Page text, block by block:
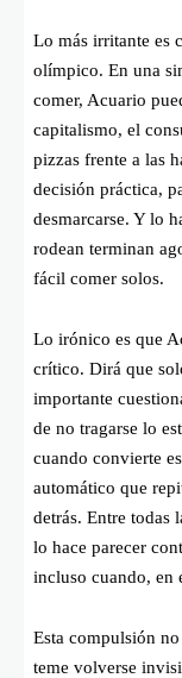
Lo más irritante es
olímpico. En una
comer, Acuario
capitalismo, el
pizzas frente a las
decisión práctica,
desmarcarse. Y lo
rodean terminan
fácil comer solos.
Lo irónico es que
crítico. Dirá que
importante
de no tragarse lo
cuando convierte
automático que
detrás. Entre todas
lo hace parecer
incluso cuando, en
Esta compulsión
teme volverse